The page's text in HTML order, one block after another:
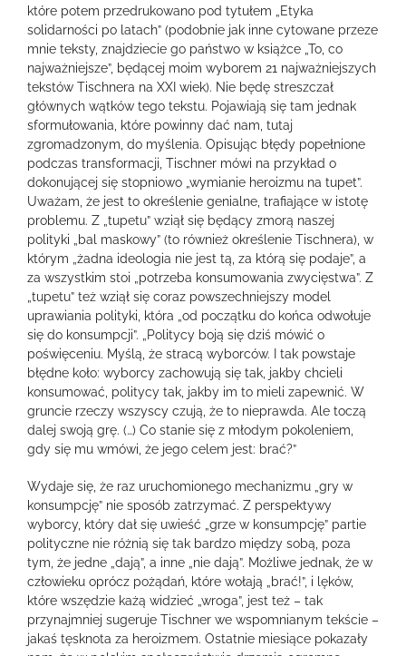
które potem przedrukowano pod tytułem „Etyka
solidarności po latach” (podobnie jak inne cytowane przeze
mnie teksty, znajdziecie go państwo w książce „To, co
najważniejsze”, będącej moim wyborem 21 najważniejszych
tekstów Tischnera na XXI wiek). Nie będę streszczał
głównych wątków tego tekstu. Pojawiają się tam jednak
sformułowania, które powinny dać nam, tutaj
zgromadzonym, do myślenia. Opisując błędy popełnione
podczas transformacji, Tischner mówi na przykład o
dokonującej się stopniowo „wymianie heroizmu na tupet”.
Uważam, że jest to określenie genialne, trafiające w istotę
problemu. Z „tupetu” wziął się będący zmorą naszej
polityki „bal maskowy” (to również określenie Tischnera), w
którym „żadna ideologia nie jest tą, za którą się podaje”, a
za wszystkim stoi „potrzeba konsumowania zwycięstwa”. Z
„tupetu” też wziął się coraz powszechniejszy model
uprawiania polityki, która „od początku do końca odwołuje
się do konsumpcji”. „Politycy boją się dziś mówić o
poświęceniu. Myślą, że stracą wyborców. I tak powstaje
błędne koło: wyborcy zachowują się tak, jakby chcieli
konsumować, politycy tak, jakby im to mieli zapewnić. W
gruncie rzeczy wszyscy czują, że to nieprawda. Ale toczą
dalej swoją grę. (…) Co stanie się z młodym pokoleniem,
gdy się mu wmówi, że jego celem jest: brać?”
Wydaje się, że raz uruchomionego mechanizmu „gry w
konsumpcję” nie sposób zatrzymać. Z perspektywy
wyborcy, który dał się uwieść „grze w konsumpcję” partie
polityczne nie różnią się tak bardzo między sobą, poza
tym, że jedne „dają”, a inne „nie dają”. Możliwe jednak, że w
człowieku oprócz pożądań, które wołają „brać!”, i lęków,
które wszędzie każą widzieć „wroga”, jest też – tak
przynajmniej sugeruje Tischner we wspomnianym tekście –
jakaś tęsknota za heroizmem. Ostatnie miesiące pokazały